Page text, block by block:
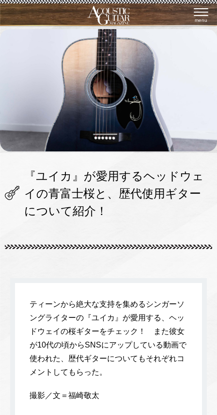
menu
『ユイカ』が愛用するヘッドウェ
イの青富士桜と、歴代使用ギター
について紹介！
ティーンから絶大な支持を集めるシンガーソ
ングライターの『ユイカ』が愛用する、ヘッ
ドウェイの桜ギターをチェック！ また彼女
が10代の頃からSNSにアップしている動画で
使われた、歴代ギターについてもそれぞれコ
メントしてもらった。
撮影／文＝福崎敬太